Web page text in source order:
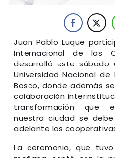
Juan Pablo Luque
Internacional de las
desarrolló este
Universidad Nacional
Bosco, donde además
colaboración
transformación que
nuestra ciudad se
adelante las
La ceremonia, que